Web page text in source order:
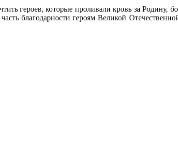
героев, которые проливали кровь за Родину,
благодарности героям Великой